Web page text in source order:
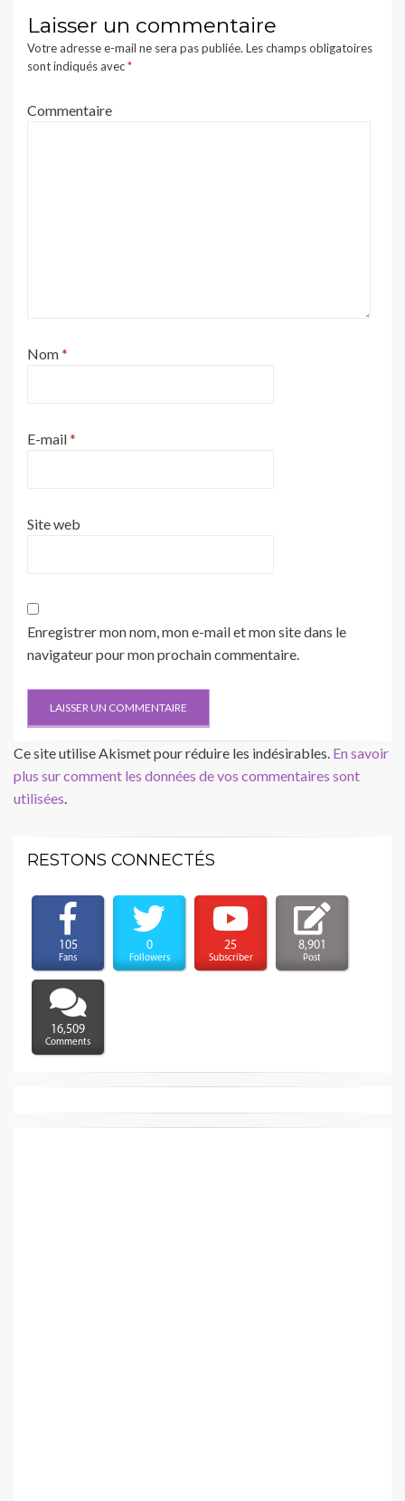
Laisser un commentaire
Votre adresse e-mail ne sera pas publiée. Les champs obligatoires
sont indiqués avec*
Commentaire
Nom*
E-mail*
Site web
Enregistrer mon nom, mon e-mail et mon site dans le
navigateur pour mon prochain commentaire.
Ce site utilise Akismet pour réduire les indésirables. En savoir
plus sur comment les données de vos commentaires sont
utilisées.
RESTONS CONNECTÉS
105
Fans
0
Followers
25
Subscriber
8,901
Post
16,509
Comments